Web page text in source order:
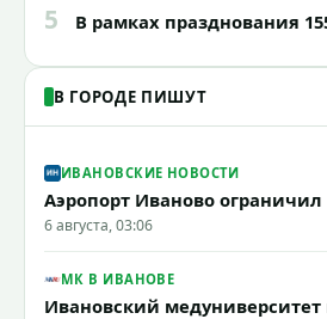
5 В рамках празднования
В ГОРОДЕ ПИШУТ
ИВАНОВСКИЕ НОВОСТИ
Аэропорт Иваново
6 августа, 03:06
МК В ИВАНОВЕ
Ивановский